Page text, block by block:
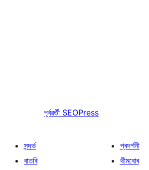
পূৰ্বৱৰ্তী SEOPress
সন্দৰ্ভ
বাতৰি
প্ৰদৰ্শনী
থীমবোৰ